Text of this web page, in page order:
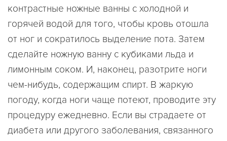
контрастные ножные ванны с холодной и
горячей водой для того, чтобы кровь отошла
от ног и сократилось выделение пота. Затем
сделайте ножную ванну с кубиками льда и
лимонным соком. И, наконец, разотрите ноги
чем-нибудь, содержащим спирт. В жаркую
погоду, когда ноги чаще потеют, проводите эту
процедуру ежедневно. Если вы страдаете от
диабета или другого заболевания, связанного